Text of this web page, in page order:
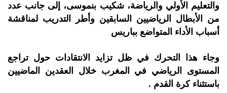
والتعليم الأولي والرياضة، شكيب بنموسى، إلى جانب عدد
من الأبطال الرياضيين السابقين وأطر التدريب لمناقشة
أسباب الأداء المتواضع بباريس
وجاء هذا التحرك في ظل تزايد الانتقادات حول تراجع
المستوى الرياضي في المغرب خلال العقدين الماضيين
باستثناء كرة القدم .